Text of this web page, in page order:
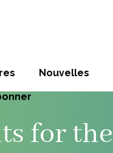
Nouvelles
for the